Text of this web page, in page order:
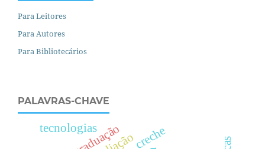
Para Leitores
Para Autores
Para Bibliotecários
PALAVRAS-CHAVE
creche
tecnologias